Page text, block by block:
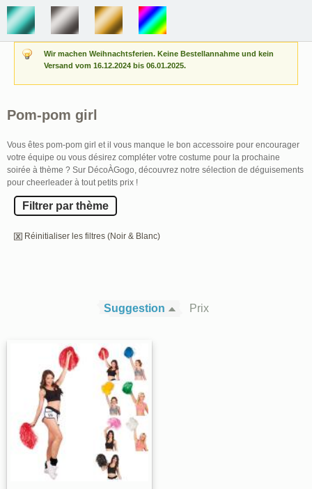
Wir machen Weihnachtsferien. Keine Bestellannahme und kein
Versand vom 16.12.2024 bis 06.01.2025.
Pom-pom girl
Vous êtes pom-pom girl et il vous manque le bon accessoire pour encourager
votre équipe ou vous désirez compléter votre costume pour la prochaine
soirée à thème ? Sur DécoÀGogo, découvrez notre sélection de déguisements
pour cheerleader à tout petits prix !
Filtrer par thème
Réinitialiser les filtres (Noir & Blanc)
Suggestion Prix